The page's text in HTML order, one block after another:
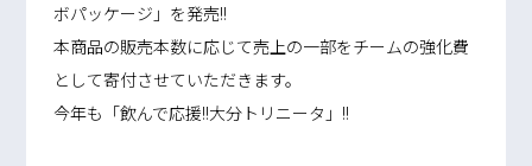
ボパッケージ」を発売!!
本商品の販売本数に応じて売上の一部をチームの強化費
として寄付させていただきます。
今年も「飲んで応援!!大分トリニータ」!!